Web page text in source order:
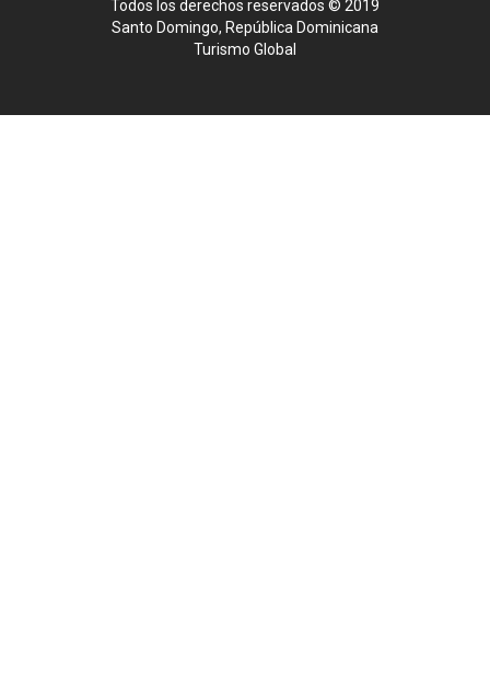
Todos los derechos reservados © 2019
Santo Domingo, República Dominicana
Turismo Global